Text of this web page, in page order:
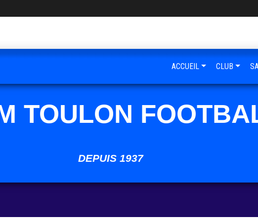
TOULON
DEPUIS 1937
ACCUEIL CLUB